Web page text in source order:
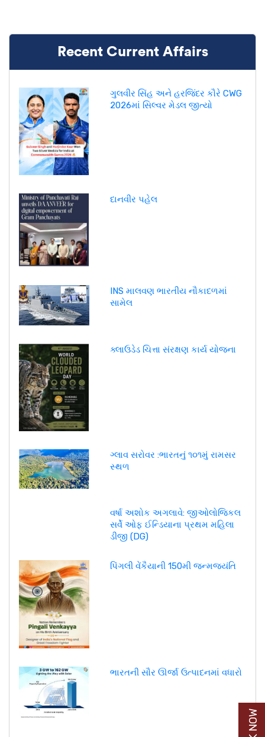
Recent Current Affairs
ગુલવીર સિંહ અને હરજિંદર કૌરે CWG
2026માં સિલ્વર મેડલ જીત્યો
દાનવીર પહેલ
INS માલવણ ભારતીય નૌકાદળમાં
સામેલ
ક્લાઉડેડ ચિત્તા સંરક્ષણ કાર્ય યોજના
ગ્લાવ સરોવર :ભારતનું ૧૦૧મું રામસર
સ્થળ
વર્ષા અશોક અગલાવે: જીઓલોજિકલ
સર્વે ઓફ ઈન્ડિયાના પ્રથમ મહિલા
ડીજી (DG)
પિંગલી વેંકૈયાની 150મી જન્મજયંતિ
ભારતની સૌર ઊર્જા ઉત્પાદનમાં વધારો